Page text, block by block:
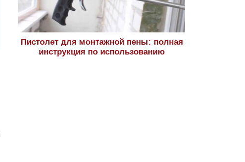
Пистолет для монтажной пены: полная
инструкция по использованию